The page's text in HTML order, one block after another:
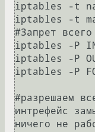
iptables -t nat
iptables -t
#Запрет всего
iptables -P
iptables -P
iptables -P
#разрешаем
интрефейс
ничего не